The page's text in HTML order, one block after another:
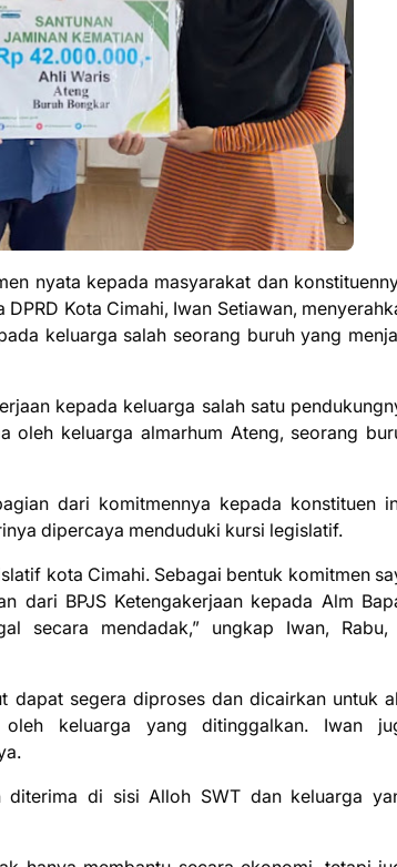
nyata kepada masyarakat dan
Kota Cimahi, Iwan Setiawan,
keluarga salah seorang buruh yang
kepada keluarga salah satu
oleh keluarga almarhum Ateng, seorang
dari komitmennya kepada konstituen
dipercaya menduduki kursi legislatif.
kota Cimahi. Sebagai bentuk komitmen
dari BPJS Ketengakerjaan kepada Alm
secara mendadak,” ungkap Iwan, Rabu,
dapat segera diproses dan dicairkan untuk
keluarga yang ditinggalkan. Iwan
diterima di sisi Alloh SWT dan keluarga